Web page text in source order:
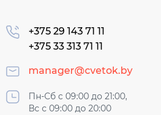
+375 29 143 71 11
+375 33 313 71 11
manager@cvetok.by
Пн-Сб с 09:00 до 21:00,
Вс с 09:00 до 20:00